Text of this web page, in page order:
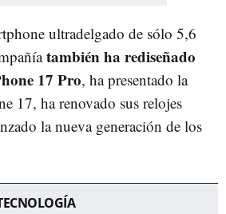
ultradelgado de sólo 5,6
también ha rediseñado
17 Pro, ha presentado la
17, ha renovado sus relojes
la nueva generación de los